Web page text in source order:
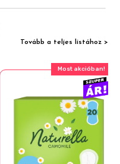
Tovább a teljes listához >
Most akcióban!